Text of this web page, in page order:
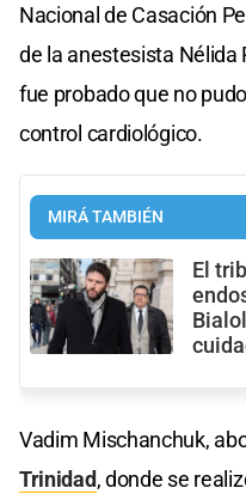
Nacional de Casación
de la anestesista Nélida
fue probado que no
control cardiológico.
MIRÁ TAMBIÉN
El
Vadim Mischanchuk,
Trinidad, donde se